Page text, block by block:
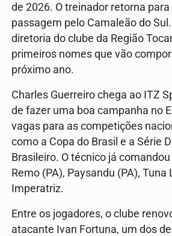
de 2026. O treinador retorna
passagem pelo Camaleão do
diretoria do clube da Região
primeiros nomes que vão
próximo ano.
Charles Guerreiro chega ao ITZ
de fazer uma boa campanha no
vagas para as competições
como a Copa do Brasil e a Série
Brasileiro. O técnico já
Remo (PA), Paysandu (PA), Tuna
Imperatriz.
Entre os jogadores, o clube
atacante Ivan Fortuna, um dos